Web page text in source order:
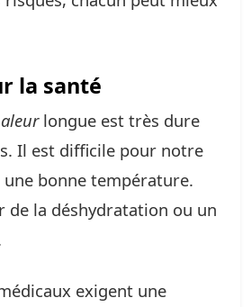
la santé
longue est très dure
Il est difficile pour notre
bonne température.
de la déshydratation ou un
exigent une